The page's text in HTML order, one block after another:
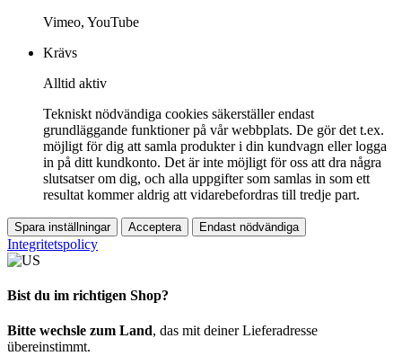
Vimeo, YouTube
Krävs
Alltid aktiv
Tekniskt nödvändiga cookies säkerställer endast
grundläggande funktioner på vår webbplats. De gör det t.ex.
möjligt för dig att samla produkter i din kundvagn eller logga
in på ditt kundkonto. Det är inte möjligt för oss att dra några
slutsatser om dig, och alla uppgifter som samlas in som ett
resultat kommer aldrig att vidarebefordras till tredje part.
Spara inställningar Acceptera Endast nödvändiga
Integritetspolicy
Bist du im richtigen Shop?
Bitte wechsle zum Land, das mit deiner Lieferadresse
übereinstimmt.